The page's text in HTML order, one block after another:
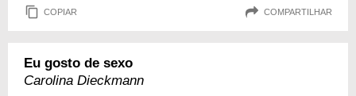
COPIAR COMPARTILHAR
Eu gosto de sexo
Carolina Dieckmann